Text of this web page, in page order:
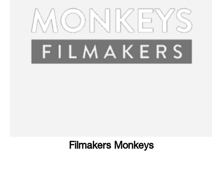
Filmakers Monkeys